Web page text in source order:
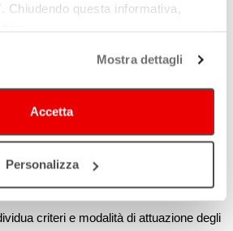
Chiudendo questa informativa,
Mostra dettagli
Accetta
Personalizza
degli interventi per il triennio 2024-
dalla diffusione della cultura nella più
della cultura digitale all’incentivazione
e alla promozione di talenti
criteri e modalità di attuazione degli